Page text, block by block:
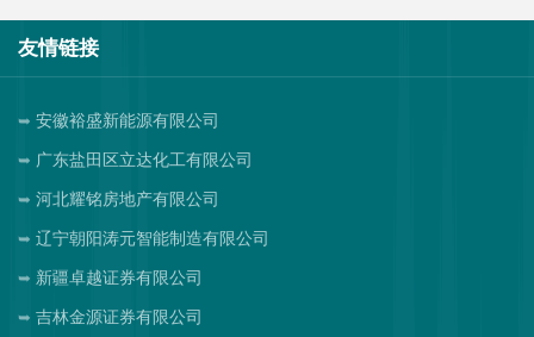
友情链接
安徽裕盛新能源有限公司
广东盐田区立达化工有限公司
河北耀铭房地产有限公司
辽宁朝阳涛元智能制造有限公司
新疆卓越证券有限公司
吉林金源证券有限公司